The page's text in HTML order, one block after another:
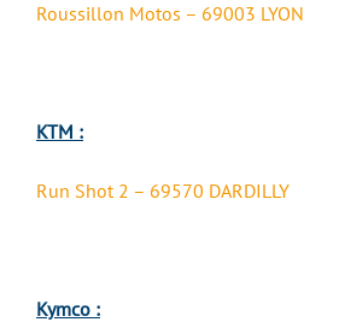
Roussillon Motos – 69003 LYON
KTM :
Run Shot 2 – 69570 DARDILLY
Kymco :